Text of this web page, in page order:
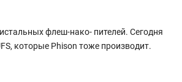
флеш-нако- пителей. Сегодня
которые Phison тоже производит.